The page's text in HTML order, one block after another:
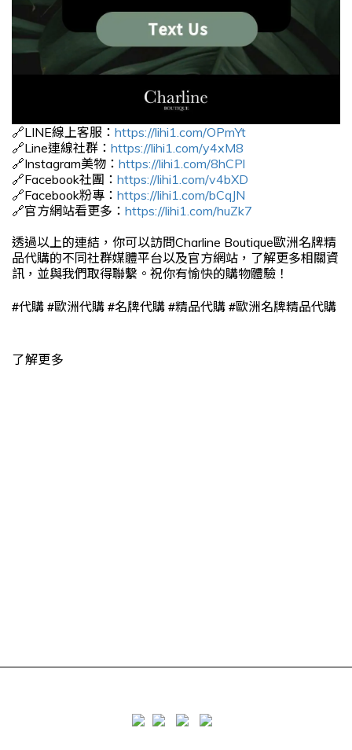
🔗LINE線上客服： https://lihi1.com/OPmYt
🔗Line連線社群： https://lihi1.com/y4xM8
🔗Instagram美物： https://lihi1.com/8hCPl
🔗Facebook社團： https://lihi1.com/v4bXD
🔗Facebook粉專： https://lihi1.com/bCqJN
🔗官方網站看更多： https://lihi1.com/huZk7
透過以上的連結，你可以訪問Charline Boutique歐洲名牌精
品代購的不同社群媒體平台以及官方網站，了解更多相關資
訊，並與我們取得聯繫。祝你有愉快的購物體驗！
#代購 #歐洲代購 #名牌代購 #精品代購 #歐洲名牌精品代購
了解更多